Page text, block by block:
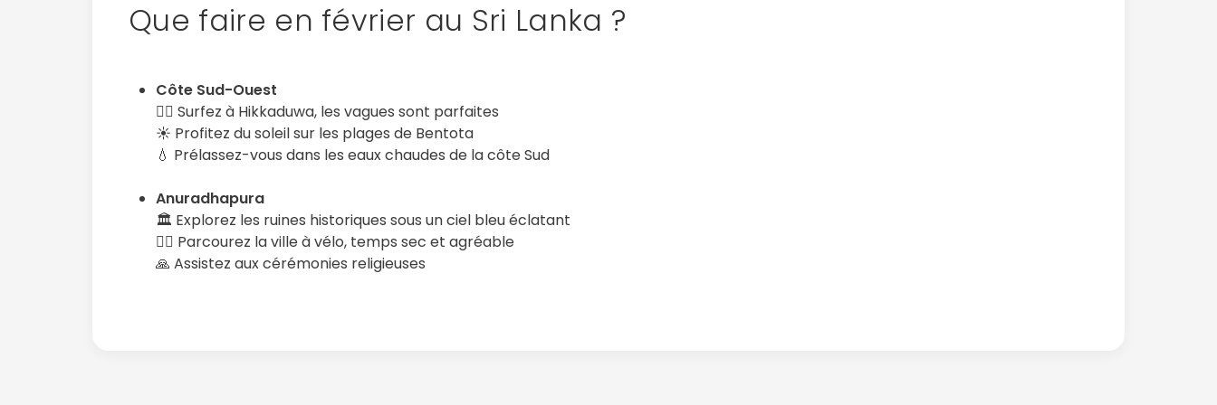
Que faire en février au Sri Lanka ?
Côte Sud-Ouest
🏄‍♂️ Surfez à Hikkaduwa, les vagues sont parfaites
☀️ Profitez du soleil sur les plages de Bentota
💧 Prélassez-vous dans les eaux chaudes de la côte Sud
Anuradhapura
🏛️ Explorez les ruines historiques sous un ciel bleu éclatant
🚴‍♀️ Parcourez la ville à vélo, temps sec et agréable
🙏 Assistez aux cérémonies religieuses